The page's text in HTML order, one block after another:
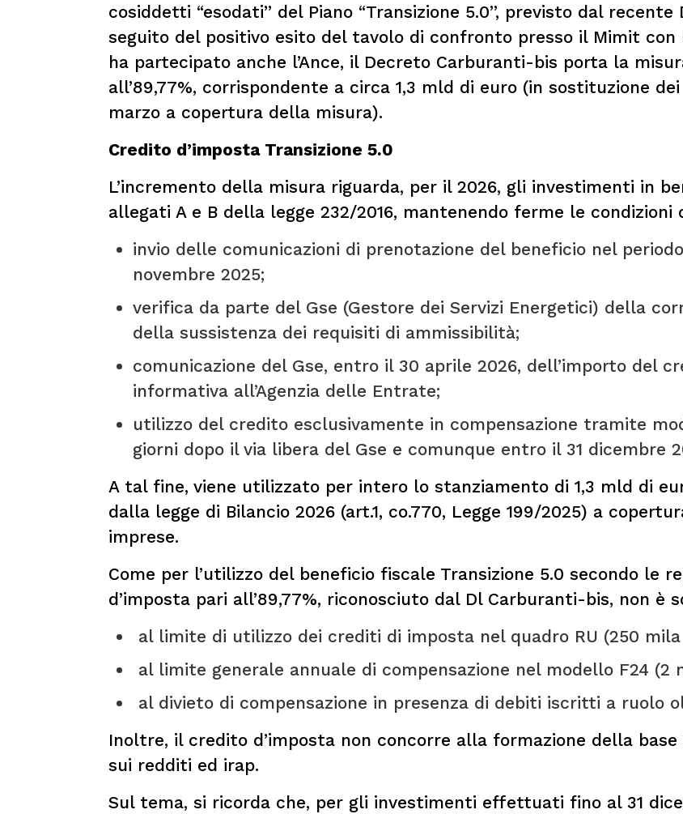
cosiddetti “esodati” del Piano “Transizione 5.0”, previsto dal
seguito del positivo esito del tavolo di confronto presso il Mimit con
ha partecipato anche l’Ance, il Decreto Carburanti-bis porta la
all’89,77%, corrispondente a circa 1,3 mld di euro (in sostituzione
marzo a copertura della misura).
Credito d’imposta Transizione 5.0
L’incremento della misura riguarda, per il 2026, gli investimenti in
allegati A e B della legge 232/2016, mantenendo ferme le condizioni
invio delle comunicazioni di prenotazione del beneficio nel
novembre 2025;
verifica da parte del Gse (Gestore dei Servizi Energetici) della
della sussistenza dei requisiti di ammissibilità;
comunicazione del Gse, entro il 30 aprile 2026, dell’importo del
informativa all’Agenzia delle Entrate;
utilizzo del credito esclusivamente in compensazione tramite
giorni dopo il via libera del Gse e comunque entro il 31 dicembre
A tal fine, viene utilizzato per intero lo stanziamento di 1,3 mld di
dalla legge di Bilancio 2026 (art.1, co.770, Legge 199/2025) a
imprese.
Come per l’utilizzo del beneficio fiscale Transizione 5.0 secondo le
d’imposta pari all’89,77%, riconosciuto dal Dl Carburanti-bis, non è
al limite di utilizzo dei crediti di imposta nel quadro RU (250 mila
al limite generale annuale di compensazione nel modello F24 (2
al divieto di compensazione in presenza di debiti iscritti a ruolo
Inoltre, il credito d’imposta non concorre alla formazione della
sui redditi ed irap.
Sul tema, si ricorda che, per gli investimenti effettuati fino al 31